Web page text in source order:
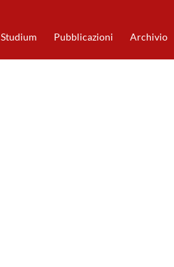
Studium Pubblicazioni Archivio